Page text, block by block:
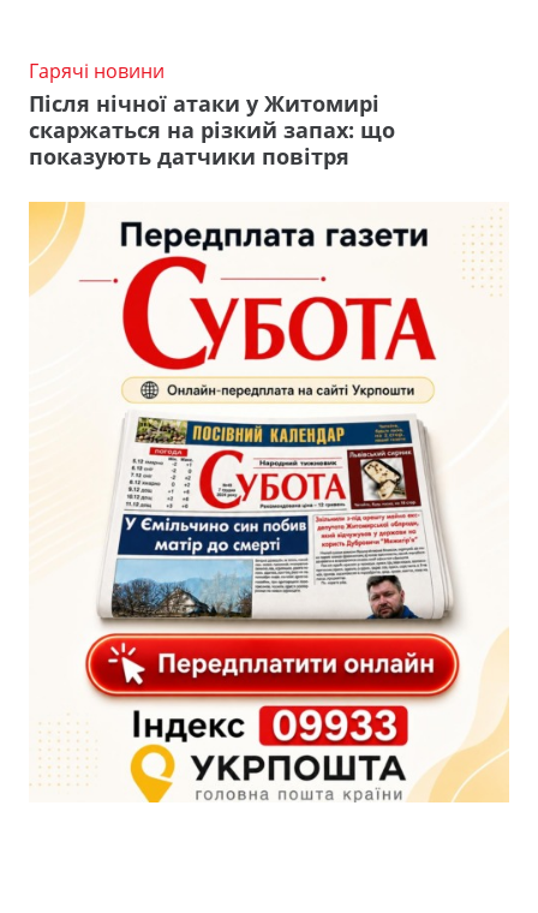
Гарячі новини
Після нічної атаки у Житомирі
скаржаться на різкий запах: що
показують датчики повітря